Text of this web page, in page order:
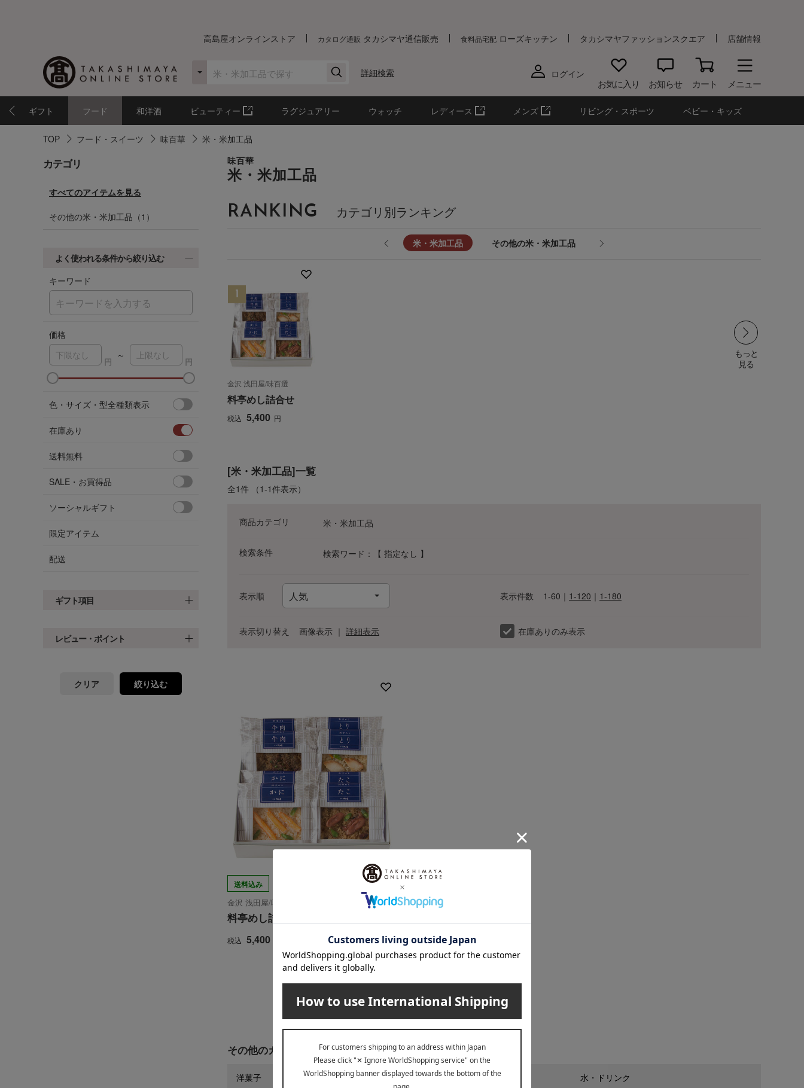
高島屋オンラインストア カタログ通販 タカシマヤ通信販売 食料品宅配 ローズキッチン タカシマヤファッションスクエア 店舗情報
ログイン
お気に入り お知らせ カート メニュー
詳細検索
ギフト フード 和洋酒 ビューティー ラグジュアリー ウォッチ レディース メンズ リビング・スポーツ ベビー・キッズ
TOP フード・スイーツ 味百華 米・米加工品
カテゴリ
すべてのアイテムを見る
その他の米・米加工品（1）
よく使われる条件から絞り込む
キーワード
価格
～
色・サイズ・型全種類表示
在庫あり
送料無料
SALE・お買得品
ソーシャルギフト
限定アイテム
配送
ギフト項目
レビュー・ポイント
クリア 絞り込む
味百華
米・米加工品
RANKING カテゴリ別ランキング
米・米加工品 その他の米・米加工品
金沢 浅田屋/味百選
料亭めし詰合せ
税込 5,400 円
もっと
見る
金沢 浅田屋/味百選
料亭めし詰合せ
税込 5,400 円
もっと
見る
[米・米加工品]一覧
全1件 （1-1件表示）
商品カテゴリ 米・米加工品
検索条件 検索ワード：【 指定なし 】
表示順 表示件数 1-60 ｜ 1-120 ｜ 1-180
表示切り替え 画像表示 ｜ 詳細表示 在庫ありのみ表示
送料込み
金沢 浅田屋/味百選
料亭めし詰合せ
税込 5,400
その他のカテゴリ
洋菓子 和菓子
水・ドリンク